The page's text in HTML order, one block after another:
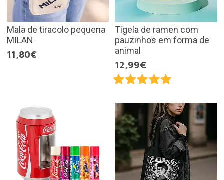
Mala de tiracolo pequena
MILAN
11,80€
Tigela de ramen com
pauzinhos em forma de
animal
12,99€